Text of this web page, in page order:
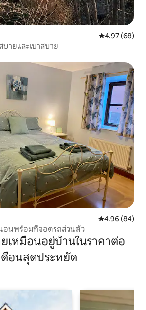
คะแนนเฉลี่ย
4.97 (68)
ายและเบาสบาย
คะแนนเฉลี่ย
4.96 (84)
นอนพร้อมที่จอดรถส่วนตัว
เหมือนอยู่บ้านในราคาต่อ
ดือนสุดประหยัด